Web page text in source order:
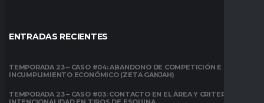
ENTRADAS RECIENTES
TEMPORADA 23 – CASO #04: ABANDONO DE COMPETICIÓN E
INCUMPLIMIENTO ECONÓMICO (ZETA GANJAH)
TEMPORADA 23 – CASO #03: CONTACTO EN EL ÁREA Y CRITERIO DE